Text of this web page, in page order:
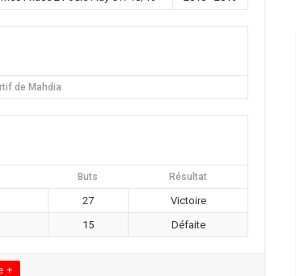
de Mahdia
Buts Résultat
27
Victoire
15 Défaite
+